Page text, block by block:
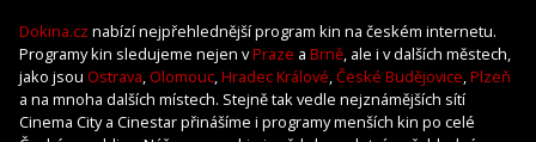
Dokina.cz nabízí nejpřehlednější program kin na českém internetu.
Programy kin sledujeme nejen vPraze a Brně, ale i v dalších městech,
jako jsou Ostrava, Olomouc,Hradec Králové,České Budějovice,Plzeň
a na mnoha dalších místech. Stejně tak vedle nejznámějších sítí
Cinema City a Cinestar přinášíme i programy menších kin po celé